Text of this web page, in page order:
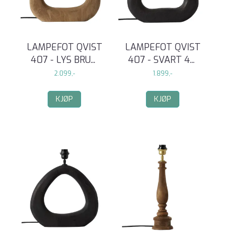
LAMPEFOT QVIST
407 - LYS BRU...
2.099,-
KJØP
LAMPEFOT QVIST
407 - SVART 4...
1.899,-
KJØP